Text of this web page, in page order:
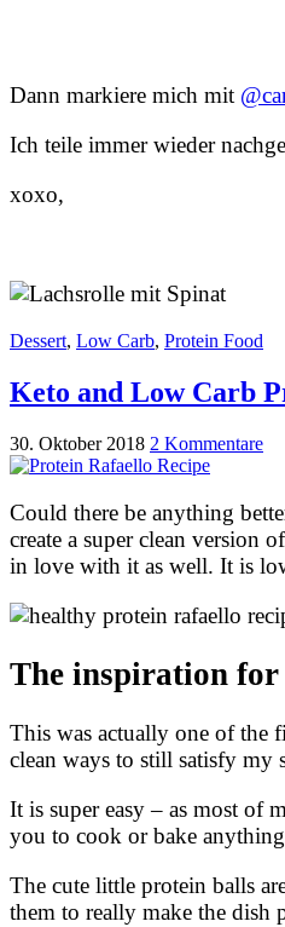
Dann markiere mich mit
Ich teile immer wieder
xoxo,
Dessert, Low Carb, Protein Food
Keto and Low Carb
30. Oktober 2018 2 Kommentare
Could there be anything
create a super clean version
in love with it as well. It is
The inspiration
This was actually one of the
clean ways to still satisfy my
It is super easy – as most of
you to cook or bake
The cute little protein balls
them to really make the dish